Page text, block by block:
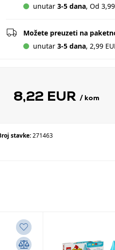
unutar 3-5 dana, Od
Možete preuzeti na
unutar 3-5 dana, 2,99
8,22 EUR / kom
stavke:271463